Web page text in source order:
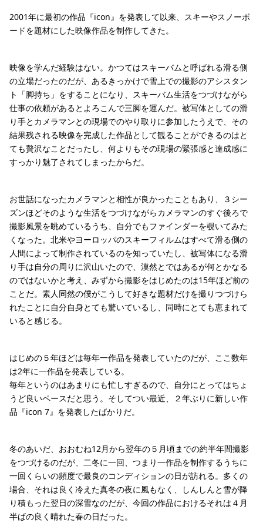
2001年に最初の作品『icon』を発表して以来、スキーやスノーボ
ードを題材にした映像作品を制作してきた。
映像を学んだ経験はない。かつてはスキーバムと呼ばれる滑る側
の立場だったのだが、あるきっかけで雪上での撮影のアシスタン
ト「脚持ち」をすることになり、スキーバム生活をつづけながら
仕事の依頼があるとよろこんで三脚を運んだ。被写体としての滑
り手とカメラマンとの現場でのやり取りに参加したうえで、その
結果残される映像を完成した作品として観ることができるのはと
ても贅沢なことだったし、何よりもその現場の緊張感と達成感に
すっかり魅了されてしまったからだ。
お世話になったカメラマンと相性が良かったこともあり、３シー
ズンほどそのような生活をつづけながらカメラマンのすぐ後ろで
撮影風景を眺めているうち、自分でもファインダーを覗いてみた
くなった。北米やヨーロッパのスキーフィルムはすべて滑る側の
人間によって制作されているのを知っていたし、被写体になる滑
り手は自分の周りに沢山いたので、漠然とではあるが何とかなる
のではないかと考え、みずから撮影をはじめたのは15年ほど前の
ことだ。素人同然の僕がこうして好きな題材だけを撮りつづけら
れたことに自分自身とても驚いているし、同時にとても恵まれて
いると感じる。
はじめの５年ほどは毎年一作品を発表していたのだが、ここ数年
は2年に一作品を発表している。
毎年というのはあまりにも忙しすぎるので、自分にとってはちょ
うど良いペースだと思う。そしてつい最近、２年ぶりに新しい作
品『icon 7』を発表したばかりだ。
冬のあいだ、おおむね12月から翌年の５月頃までの約半年間撮影
をつづけるのだが、二冬に一回、つまり一作品を制作するうちに
一回くらいの頻度で最良のコンディションの日が訪れる。多くの
場合、それは良く冷えた真冬の夜に風もなく、しんしんと雪が降
り積もった翌日の深雪なのだが、今回の作品におけるそれは４月
半ばの良く晴れた春の日だった。